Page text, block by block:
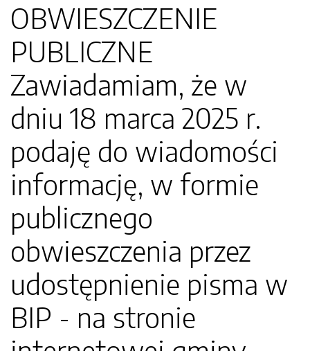
OBWIESZCZENIE
PUBLICZNE
Zawiadamiam, że w
dniu 18 marca 2025 r.
podaję do wiadomości
informację, w formie
publicznego
obwieszczenia przez
udostępnienie pisma w
BIP - na stronie